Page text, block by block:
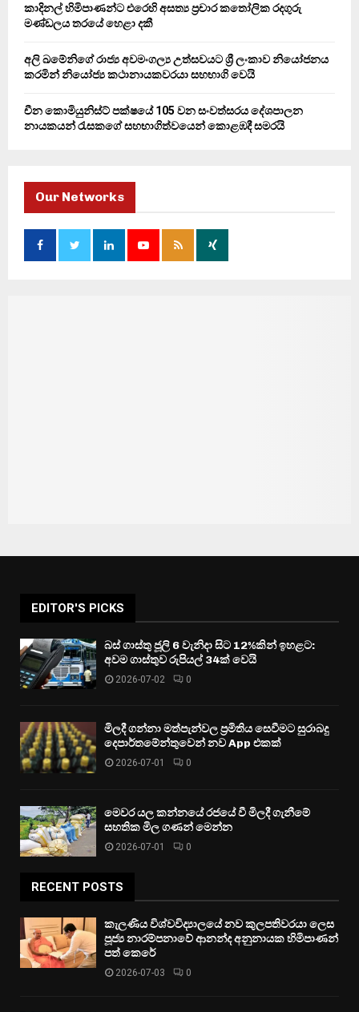
කාදිනල් හිමිපාණන්ට එරෙහි අසත්‍ය ප්‍රචාර කතෝලික රදගුරු
මණ්ඩලය තරයේ හෙළා දකී
අලි ඛමේනිගේ රාජ්‍ය අවමංගල්‍ය උත්සවයට ශ්‍රී ලංකාව නියෝජනය
කරමින් නියෝජ්‍ය කථානායකවරයා සහභාගි වෙයි
චීන කොමියුනිස්ට් පක්ෂයේ 105 වන සංවත්සරය දේශපාලන
නායකයන් රැසකගේ සහභාගිත්වයෙන් කොළඹදී සමරයි
Our Networks
EDITOR'S PICKS
බස් ගාස්තු ජූලි 6 වැනිදා සිට 12%කින් ඉහළට:
අවම ගාස්තුව රුපියල් 34ක් වෙයි
2026-07-02 0
මිලදී ගන්නා මත්පැන්වල ප්‍රමිතිය සෙවීමට සුරාබදු
දෙපාර්තමේන්තුවෙන් නව App එකක්
2026-07-01 0
මෙවර යල කන්නයේ රජයේ වී මිලදී ගැනීමේ
සහතික මිල ගණන් මෙන්න
2026-07-01 0
RECENT POSTS
කැලණිය විශ්වවිද්‍යාලයේ නව කුලපතිවරයා ලෙස
පූජ්‍ය නාරම්පනාවේ ආනන්ද අනුනායක හිමිපාණන්
පත් කෙරේ
2026-07-03 0